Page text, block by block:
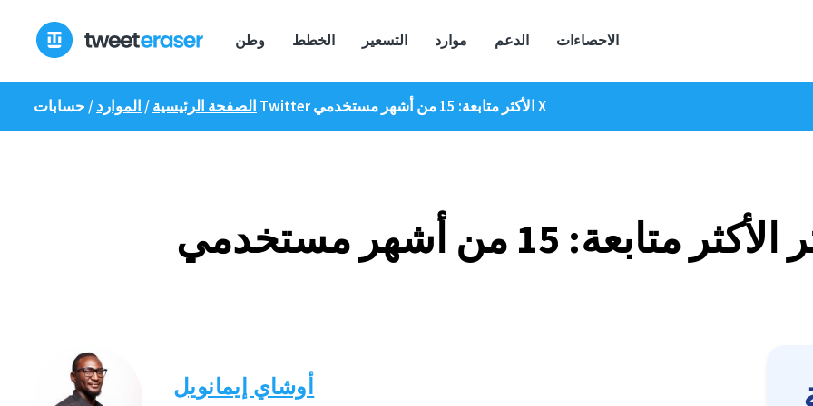
المحتوى
وطن الخطط التسعير موارد الدعم الاحصاءات
الصفحة الرئيسية/ الموارد/ حسابات Twitter الأكثر متابعة: 15 من أشهر مستخدمي X
أوشاي إيمانويل